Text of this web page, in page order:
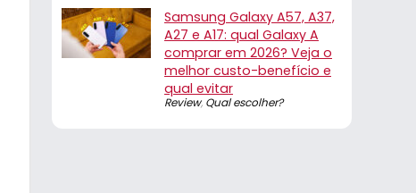
Samsung Galaxy A57, A37,
A27 e A17: qual Galaxy A
comprar em 2026? Veja o
melhor custo-benefício e
qual evitar
Review, Qual escolher?